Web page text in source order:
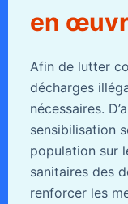
en
Afin de lutter
décharges
nécessaires.
sensibilisation
population sur
sanitaires des
renforcer les